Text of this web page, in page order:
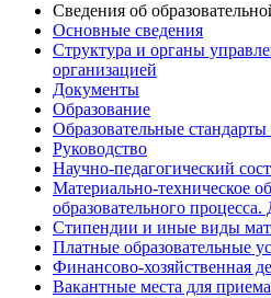
Сведения об
Основные сведения
Структура и органы
организацией
Документы
Образование
Образовательные
Руководство
Научно-педагогический
Материально-техническое
образовательного процесса.
Стипендии и иные виды
Платные образовательные
Финансово-хозяйственная
Вакантные места для